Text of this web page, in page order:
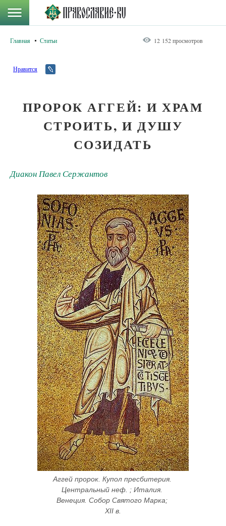
Главная Статьи 12 152 просмотров
Нравится
ПРОРОК АГГЕЙ: И ХРАМ
СТРОИТЬ, И ДУШУ
СОЗИДАТЬ
Диакон Павел Сержантов
Аггей пророк. Купол пресбитерия.
Центральный неф. ; Италия.
Венеция. Собор Святого Марка;
XII в.